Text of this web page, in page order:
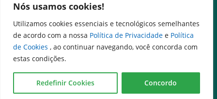
Nós usamos cookies!
Utilizamos cookies essenciais e tecnológicos semelhantes
de acordo com a nossa Política de Privacidade e Política
de Cookies , ao continuar navegando, você concorda com
estas condições.
Redefinir Cookies Concordo
LGPD
Goiás Transparência
Dados Abertos Goiás
e-SIC
SIC – Serviço de Informação ao Cidadão
Ouvidoria Setorial (Expresso)
Ouvidoria Setorial (Presencial)